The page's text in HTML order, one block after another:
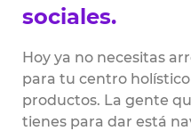
sociales.
Hoy ya no necesitas
para tu centro
productos. La gente
tienes para dar está